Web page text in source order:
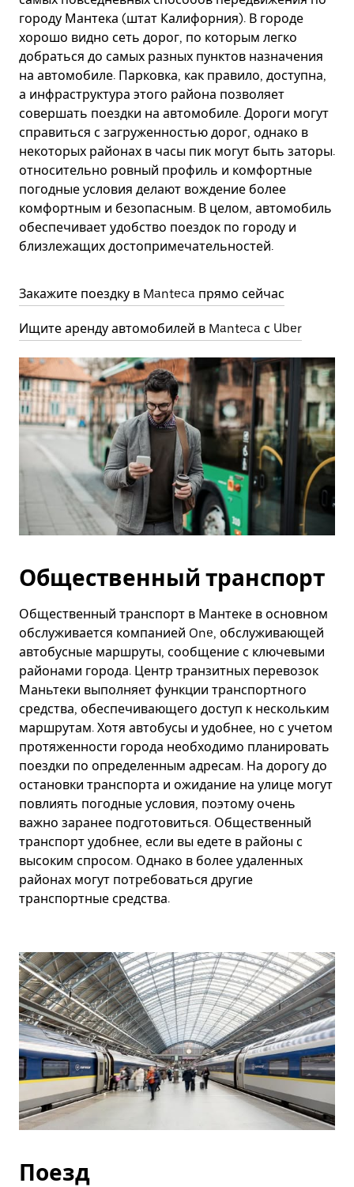
городу Мантека (штат Калифорния). В городе
хорошо видно сеть дорог, по которым легко
добраться до самых разных пунктов назначения
на автомобиле. Парковка, как правило, доступна,
а инфраструктура этого района позволяет
совершать поездки на автомобиле. Дороги могут
справиться с загруженностью дорог, однако в
некоторых районах в часы пик могут быть заторы.
относительно ровный профиль и комфортные
погодные условия делают вождение более
комфортным и безопасным. В целом, автомобиль
обеспечивает удобство поездок по городу и
близлежащих достопримечательностей.
Закажите поездку в Manteca прямо сейчас
Ищите аренду автомобилей в Manteca с Uber
Общественный транспорт
Общественный транспорт в Мантеке в основном
обслуживается компанией One, обслуживающей
автобусные маршруты, сообщение с ключевыми
районами города. Центр транзитных перевозок
Маньтеки выполняет функции транспортного
средства, обеспечивающего доступ к нескольким
маршрутам. Хотя автобусы и удобнее, но с учетом
протяженности города необходимо планировать
поездки по определенным адресам. На дорогу до
остановки транспорта и ожидание на улице могут
повлиять погодные условия, поэтому очень
важно заранее подготовиться. Общественный
транспорт удобнее, если вы едете в районы с
высоким спросом. Однако в более удаленных
районах могут потребоваться другие
транспортные средства.
Поезд